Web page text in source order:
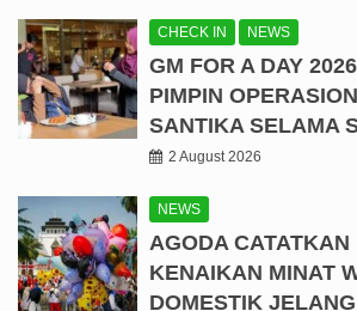
CHECK IN NEWS
GM FOR A DAY
PIMPIN
SANTIKA SELAMA
2 August 2026
NEWS
AGODA CATATKAN
KENAIKAN MINAT
DOMESTIK